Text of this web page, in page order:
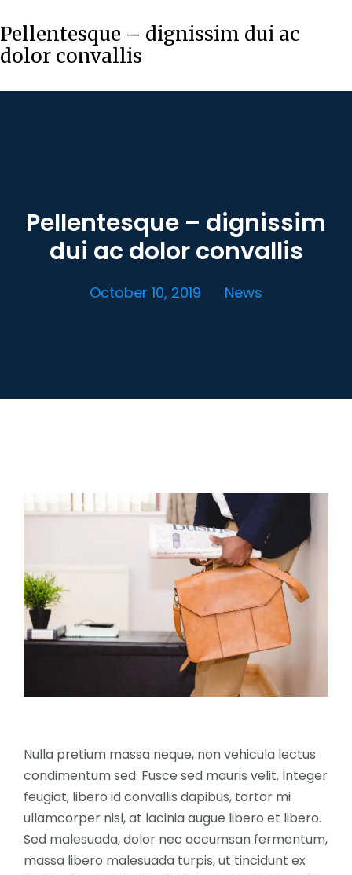
Pellentesque – dignissim dui ac
dolor convallis
Pellentesque – dignissim
dui ac dolor convallis
October 10, 2019 News
Nulla pretium massa neque, non vehicula lectus
condimentum sed. Fusce sed mauris velit. Integer
feugiat, libero id convallis dapibus, tortor mi
ullamcorper nisl, at lacinia augue libero et libero.
Sed malesuada, dolor nec accumsan fermentum,
massa libero malesuada turpis, ut tincidunt ex